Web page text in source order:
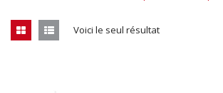
MES ACHATS
Voici le seul résultat